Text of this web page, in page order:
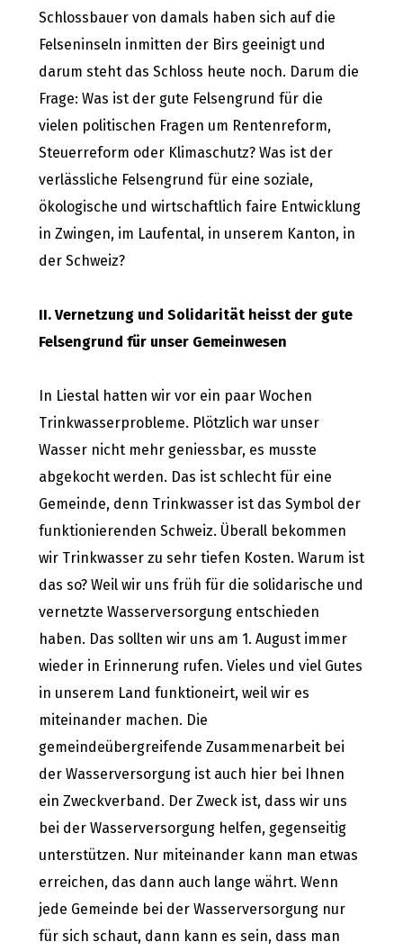
Schlossbauer von damals haben sich auf die
Felseninseln inmitten der Birs geeinigt und
darum steht das Schloss heute noch. Darum die
Frage: Was ist der gute Felsengrund für die
vielen politischen Fragen um Rentenreform,
Steuerreform oder Klimaschutz? Was ist der
verlässliche Felsengrund für eine soziale,
ökologische und wirtschaftlich faire Entwicklung
in Zwingen, im Laufental, in unserem Kanton, in
der Schweiz?
II. Vernetzung und Solidarität heisst der gute
Felsengrund für unser Gemeinwesen
In Liestal hatten wir vor ein paar Wochen
Trinkwasserprobleme. Plötzlich war unser
Wasser nicht mehr geniessbar, es musste
abgekocht werden. Das ist schlecht für eine
Gemeinde, denn Trinkwasser ist das Symbol der
funktionierenden Schweiz. Überall bekommen
wir Trinkwasser zu sehr tiefen Kosten. Warum ist
das so? Weil wir uns früh für die solidarische und
vernetzte Wasserversorgung entschieden
haben. Das sollten wir uns am 1. August immer
wieder in Erinnerung rufen. Vieles und viel Gutes
in unserem Land funktioneirt, weil wir es
miteinander machen. Die
gemeindeübergreifende Zusammenarbeit bei
der Wasserversorgung ist auch hier bei Ihnen
ein Zweckverband. Der Zweck ist, dass wir uns
bei der Wasserversorgung helfen, gegenseitig
unterstützen. Nur miteinander kann man etwas
erreichen, das dann auch lange währt. Wenn
jede Gemeinde bei der Wasserversorgung nur
für sich schaut, dann kann es sein, dass man